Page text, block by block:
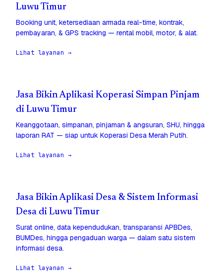
Luwu Timur
Booking unit, ketersediaan armada real-time, kontrak,
pembayaran, & GPS tracking — rental mobil, motor, & alat.
Lihat layanan →
Jasa Bikin Aplikasi Koperasi Simpan Pinjam
di Luwu Timur
Keanggotaan, simpanan, pinjaman & angsuran, SHU, hingga
laporan RAT — siap untuk Koperasi Desa Merah Putih.
Lihat layanan →
Jasa Bikin Aplikasi Desa & Sistem Informasi
Desa di Luwu Timur
Surat online, data kependudukan, transparansi APBDes,
BUMDes, hingga pengaduan warga — dalam satu sistem
informasi desa.
Lihat layanan →